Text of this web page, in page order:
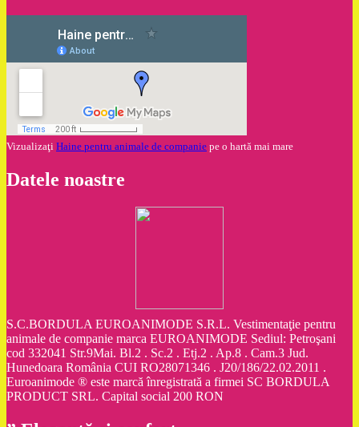
Vizualizaţi Haine pentru animale de companie pe o hartă mai mare
Datele noastre
S.C.BORDULA EUROANIMODE S.R.L. Vestimentaţie pentru
animale de companie marca EUROANIMODE Sediul: Petroşani
cod 332041 Str.9Mai. Bl.2 . Sc.2 . Etj.2 . Ap.8 . Cam.3 Jud.
Hunedoara România CUI RO28071346 . J20/186/22.02.2011 .
Euroanimode ® este marcă înregistrată a firmei SC BORDULA
PRODUCT SRL. Capital social 200 RON